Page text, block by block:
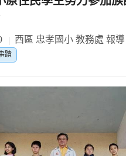
西區 忠孝國小 教務處 報導
蹟